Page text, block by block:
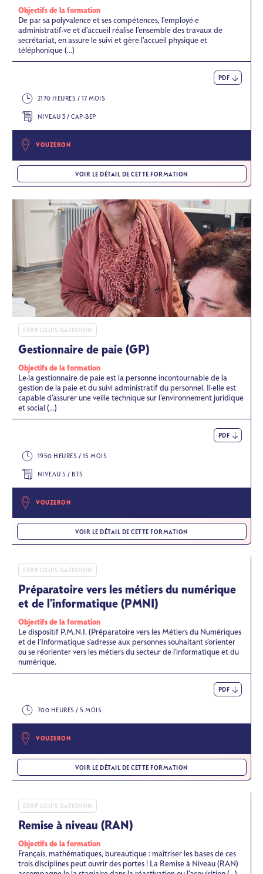
Objectifs de la formation
De par sa polyvalence et ses compétences, l’employé·e
administratif·ve et d’accueil réalise l’ensemble des travaux de
secrétariat, en assure le suivi et gère l’accueil physique et
téléphonique (...)
PDF
2170 HEURES / 17 MOIS
NIVEAU 3 / CAP-BEP
VOUZERON
VOIR LE DÉTAIL DE CETTE FORMATION
ESRP LOUIS GATIGNON
Gestionnaire de paie (GP)
Objectifs de la formation
Le·la gestionnaire de paie est la personne incontournable de la
gestion de la paie et du suivi administratif du personnel. Il·elle est
capable d’assurer une veille technique sur l’environnement juridique
et social (...)
PDF
1950 HEURES / 15 MOIS
NIVEAU 5 / BTS
VOUZERON
VOIR LE DÉTAIL DE CETTE FORMATION
ESRP LOUIS GATIGNON
Préparatoire vers les métiers du numérique
et de l'informatique (PMNI)
Objectifs de la formation
Le dispositif P.M.N.I. (Préparatoire vers les Métiers du Numériques
et de l’Informatique s’adresse aux personnes souhaitant s’orienter
ou se réorienter vers les métiers du secteur de l'informatique et du
numérique.
PDF
700 HEURES / 5 MOIS
VOUZERON
VOIR LE DÉTAIL DE CETTE FORMATION
ESRP LOUIS GATIGNON
Remise à niveau (RAN)
Objectifs de la formation
Français, mathématiques, bureautique : maîtriser les bases de ces
trois disciplines peut ouvrir des portes ! La Remise à Niveau (RAN)